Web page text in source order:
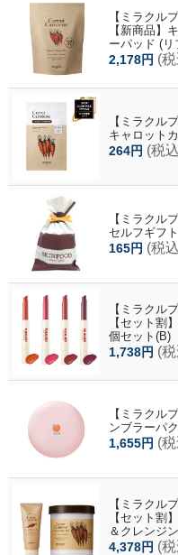
【ミラクル
【新商品】
ーパッド (
2,178円 (
【ミラクル
キャロット
264円 (税
【ミラクル
セルフギフ
165円 (税
【ミラクル
【セット割
個セット(B)
1,738円 (
【ミラクル
ンブラーパ
1,655円 (
【ミラクル
【セット割
＆クレンジ
4,378円 (